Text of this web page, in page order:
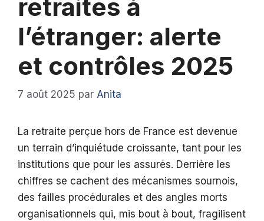
retraites à
l’étranger: alerte
et contrôles 2025
7 août 2025 par Anita
La retraite perçue hors de France est devenue
un terrain d’inquiétude croissante, tant pour les
institutions que pour les assurés. Derrière les
chiffres se cachent des mécanismes sournois,
des failles procédurales et des angles morts
organisationnels qui, mis bout à bout, fragilisent